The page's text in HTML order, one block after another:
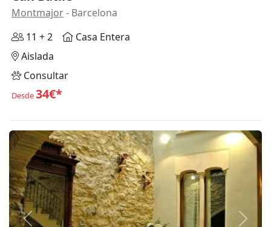
Montmajor- Barcelona
11 + 2
Casa Entera
Aislada
Consultar
Desde34€*